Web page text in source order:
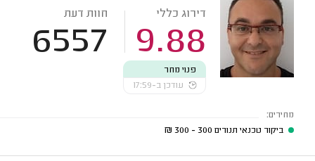
דירוג כללי
9.88
חוות דעת
6557
פנוי מחר
עודכן ב-17:59
מחירים:
ביקור טכנאי תנורים 300 - 300
₪